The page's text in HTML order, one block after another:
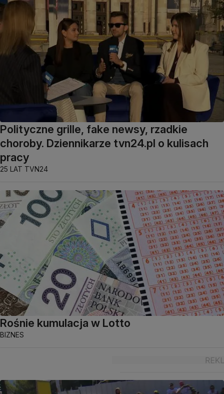
Polityczne grille, fake newsy, rzadkie
choroby. Dziennikarze tvn24.pl o kulisach
pracy
25 LAT TVN24
Rośnie kumulacja w Lotto
BIZNES